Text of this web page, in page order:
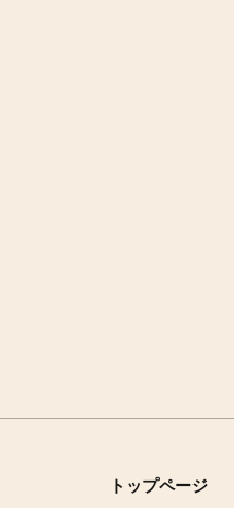
トップページ